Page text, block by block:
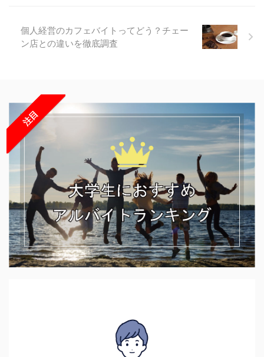
個人経営のカフェバイトってどう？チェー
ン店との違いを徹底調査
注目